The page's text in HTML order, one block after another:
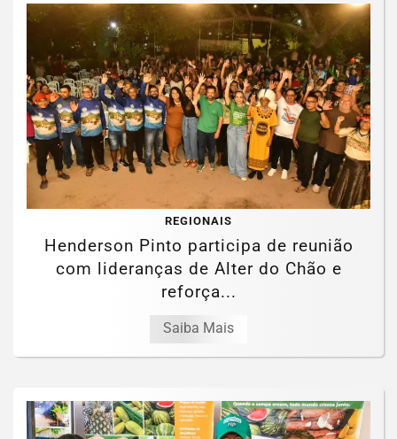
REGIONAIS
Henderson Pinto participa de reunião
com lideranças de Alter do Chão e
reforça...
Saiba Mais